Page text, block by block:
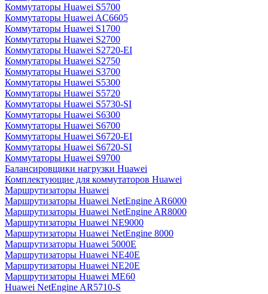
Коммутаторы Huawei S5700
Коммутаторы Huawei AC6605
Коммутаторы Huawei S1700
Коммутаторы Huawei S2700
Коммутаторы Huawei S2720-EI
Коммутаторы Huawei S2750
Коммутаторы Huawei S3700
Коммутаторы Huawei S5300
Коммутаторы Huawei S5720
Коммутаторы Huawei S5730-SI
Коммутаторы Huawei S6300
Коммутаторы Huawei S6700
Коммутаторы Huawei S6720-EI
Коммутаторы Huawei S6720-SI
Коммутаторы Huawei S9700
Балансировщики нагрузки Huawei
Комплектующие для коммутаторов Huawei
Маршрутизаторы Huawei
Маршрутизаторы Huawei NetEngine AR6000
Маршрутизаторы Huawei NetEngine AR8000
Маршрутизаторы Huawei NE9000
Маршрутизаторы Huawei NetEngine 8000
Маршрутизаторы Huawei 5000E
Маршрутизаторы Huawei NE40E
Маршрутизаторы Huawei NE20E
Маршрутизаторы Huawei ME60
Huawei NetEngine AR5710-S